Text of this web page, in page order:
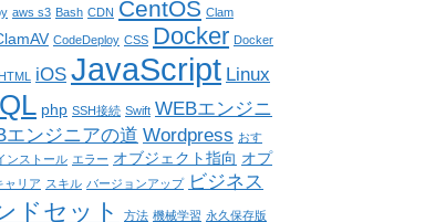
aws s3 Bash CDN CentOS Clam
CodeDeploy CSS Docker Docker
HTML iOS JavaScript Linux
php SSH接続 Swift WEBエンジニ
エンジニアの道 Wordpress おす
ンストール エラー オブジェクト指向 オプ
ャリア スキル バージョンアップ ビジネス
ドセット 方法 機械学習 永久保存版